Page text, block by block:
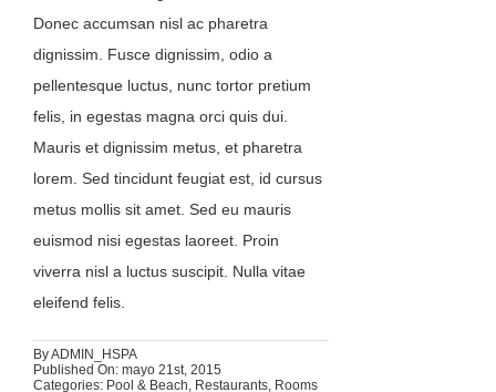
Donec accumsan nisl ac pharetra
dignissim. Fusce dignissim, odio a
pellentesque luctus, nunc tortor pretium
felis, in egestas magna orci quis dui.
Mauris et dignissim metus, et pharetra
lorem. Sed tincidunt feugiat est, id cursus
metus mollis sit amet. Sed eu mauris
euismod nisi egestas laoreet. Proin
viverra nisl a luctus suscipit. Nulla vitae
eleifend felis.
ByADMIN_HSPA
Published On: mayo 21st, 2015
Categories: Pool & Beach, Restaurants, Rooms